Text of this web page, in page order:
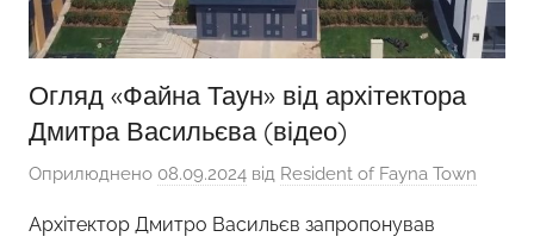
Огляд «Файна Таун» від архітектора
Дмитра Васильєва (відео)
Оприлюднено 08.09.2024 від Resident of Fayna Town
Архітектор Дмитро Васильєв запропонував